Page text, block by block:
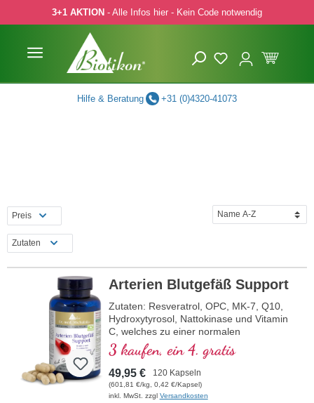
Hauptinhalt springen
Zur Suche springen
Zur Hauptnavigation springen
3+1 AKTION - Alle Infos hier - Kein Code notwendig
Hilfe & Beratung +31 (0)4320-41073
Preis
Zutaten
Arterien Blutgefäß Support
Zutaten: Resveratrol, OPC, MK-7, Q10,
Hydroxytyrosol, Nattokinase und Vitamin
C, welches zu einer normalen
Kollagenbildung für eine normale Funktion
der Blutgefäße beiträgt. Die B-Vitamine
liegen in bioaktiver Form vor.
3 kaufen, ein 4. gratis
49,95 € 120 Kapseln
(601,81 €/kg, 0,42 €/Kapsel)
inkl. MwSt. zzgl Versandkosten